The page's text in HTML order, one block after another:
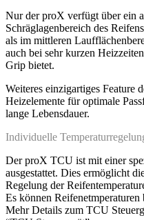
Nur der proX verfügt über ein
Schräglagenbereich des
als im mittleren
auch bei sehr kurzen
Grip bietet.
Weiteres einzigartiges Feature
Heizelemente für optimale
lange Lebensdauer.
Individuelle
Der proX TCU ist mit einer
ausgestattet. Dies ermöglicht
Regelung der
Es können
Mehr Details zum TCU